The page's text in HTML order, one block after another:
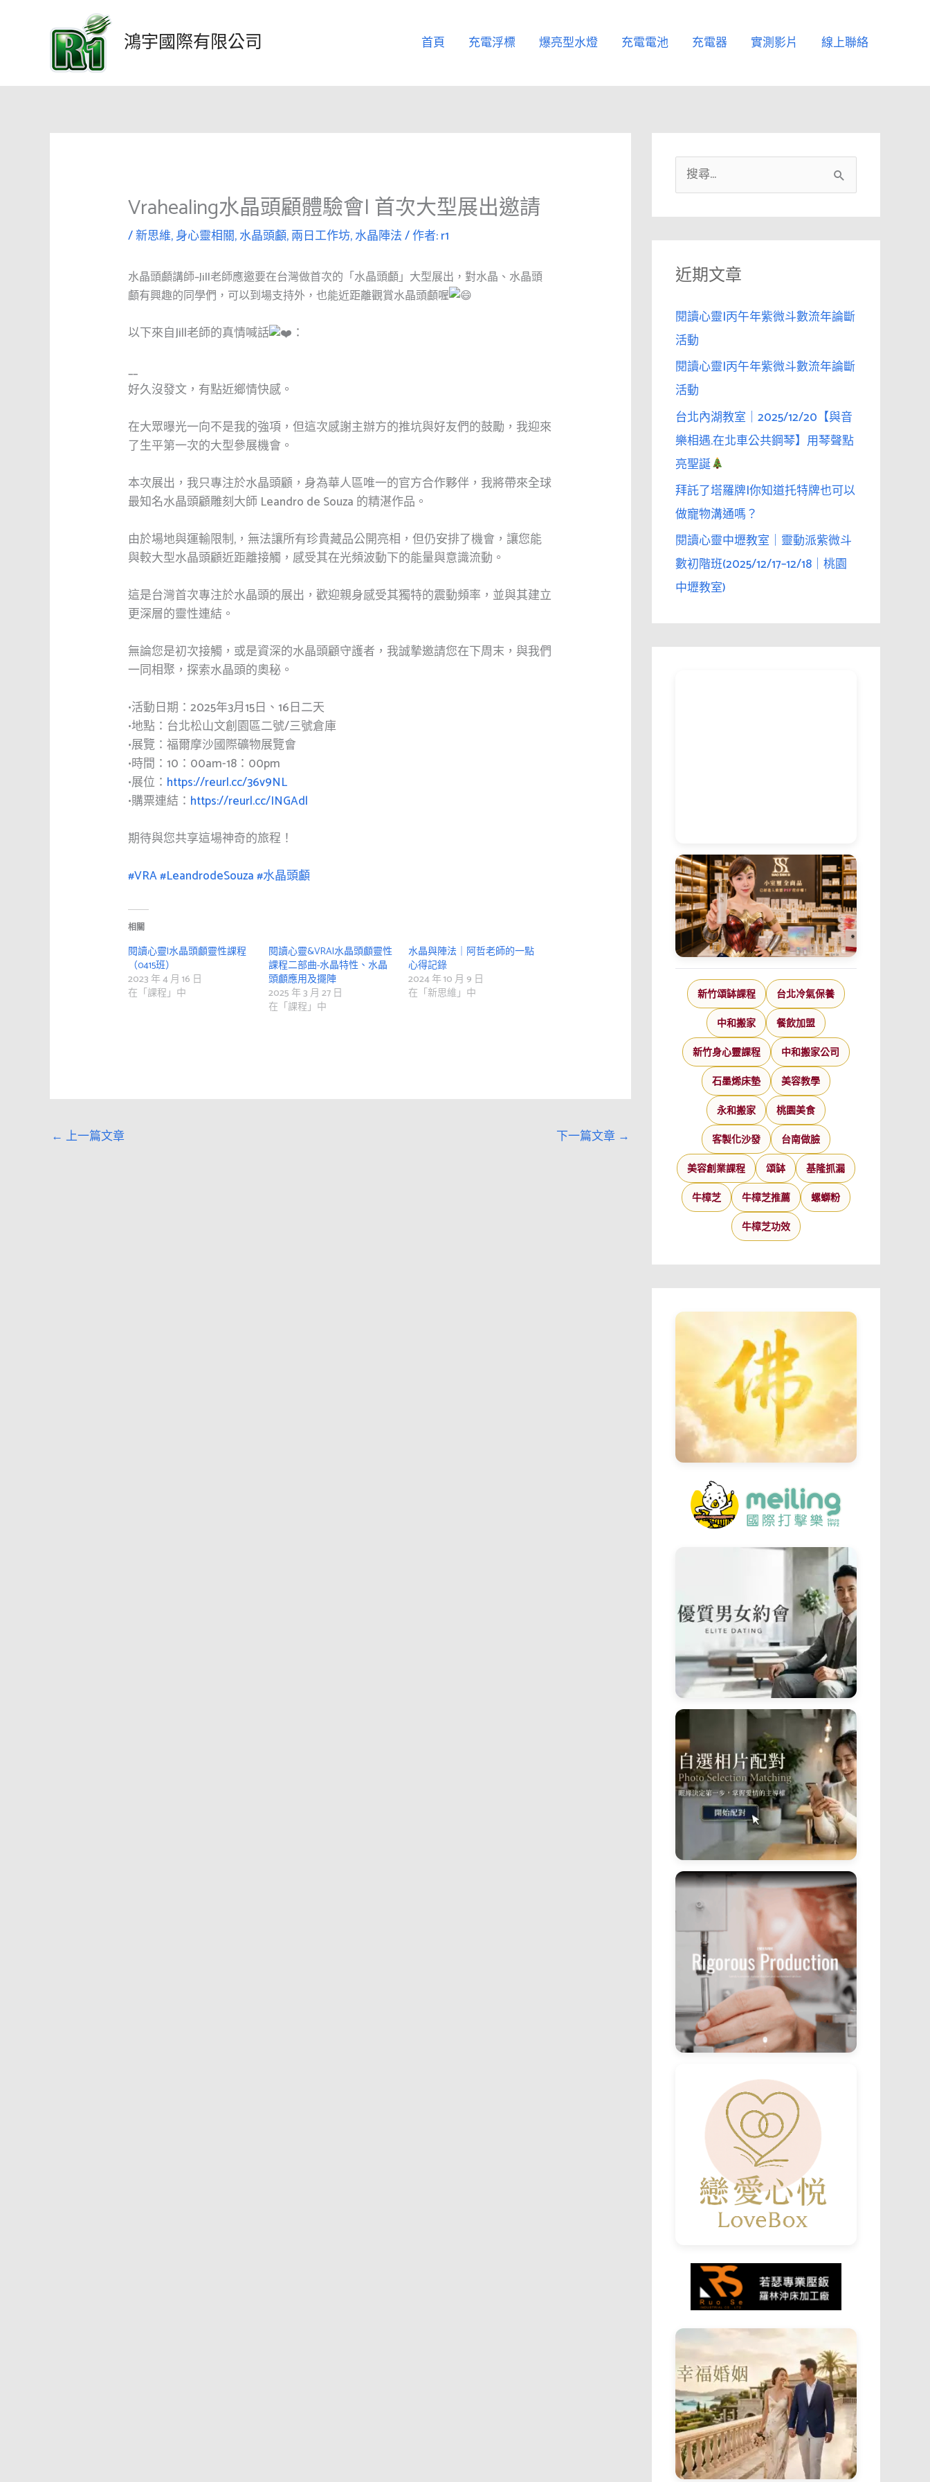
內
鴻宇國際有限公司 首頁 充電浮標 爆亮型水燈 充電電池 充電器 實測影片 線上聯絡
Vrahealing水晶頭顧體驗會| 首次大型展出邀請
/新思維,身心靈相關,水晶頭顱,兩日工作坊,水晶陣法/ 作者:r1
水晶頭顱講師–Jill老師應邀要在台灣做首次的「水晶頭顱」大型展出，對水晶、水晶頭
顱有興趣的同學們，可以到場支持外，也能近距離觀賞水晶頭顱喔
以下來自Jill老師的真情喊話
：
__
好久沒發文，有點近鄉情快感。
在大眾曝光一向不是我的強項，但這次感謝主辦方的推坑與好友們的鼓勵，我迎來
了生平第一次的大型參展機會。
本次展出，我只專注於水晶頭顧，身為華人區唯一的官方合作夥伴，我將帶來全球
最知名水晶頭顧雕刻大師 Leandro de Souza 的精湛作品。
由於場地與運輸限制,，無法讓所有珍貴藏品公開亮相，但仍安排了機會，讓您能
與較大型水晶頭顧近距離接觸，感受其在光頻波動下的能量與意識流動。
這是台灣首次專注於水晶頭的展出，歡迎親身感受其獨特的震動頻率，並與其建立
更深層的靈性連結。
無論您是初次接觸，或是資深的水晶頭顧守護者，我誠摯邀請您在下周末，與我們
一同相聚，探索水晶頭的奧秘。
•活動日期：2025年3月15日、16日二天
•地點：台北松山文創園區二號/三號倉庫
•展覽：福爾摩沙國際礦物展覽會
•時間：10：00am-18：00pm
•展位： https://reurl.cc/36v9NL
•購票連結： https://reurl.cc/INGAdl
期待與您共享這場神奇的旅程！
#VRA#LeandrodeSouza#水晶頭顱
相關
閱讀心靈|水晶頭顱靈性課程
（0415班）
2023 年 4 月 16 日
在「課程」中
閱讀心靈&VRA|水晶頭顱靈性
課程二部曲-水晶特性、水晶
頭顱應用及擺陣
2025 年 3 月 27 日
在「課程」中
水晶與陣法｜阿哲老師的一點
心得記錄
2024 年 10 月 9 日
在「新思維」中
← 上一篇文章 下一篇文章 →
尋
關
鍵
字
近期文章
閱讀心靈|丙午年紫微斗數流年論斷
活動
閱讀心靈|丙午年紫微斗數流年論斷
活動
台北內湖教室｜2025/12/20【與音
樂相遇.在北車公共鋼琴】用琴聲點
亮聖誕
拜託了塔羅牌|你知道托特牌也可以
做寵物溝通嗎？
閱讀心靈中壢教室｜靈動派紫微斗
數初階班(2025/12/17–12/18｜桃園
中壢教室)
新竹頌缽課程 台北冷氣保養
中和搬家 餐飲加盟
新竹身心靈課程 中和搬家公司
石墨烯床墊 美容教學
永和搬家 桃園美食
客製化沙發 台南做臉
美容創業課程 頌缽 基隆抓漏
牛樟芝 牛樟芝推薦 螺螄粉
牛樟芝功效